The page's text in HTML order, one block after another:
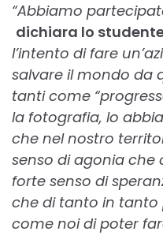
“Abbiamo
dichiara lo
l’intento di fare
salvare il mondo da
tanti come
la fotografia, lo
che nel nostro
senso di agonia
forte senso di
che di tanto in
come noi di poter